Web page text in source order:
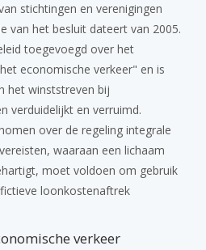
stichtingen en verenigingen
van het besluit dateert van 2005.
toegevoegd over het
economische verkeer" en is
het winststreven bij
verduidelijkt en verruimd.
over de regeling integrale
waaraan een lichaam
moet voldoen om gebruik
loonkostenaftrek
verkeer